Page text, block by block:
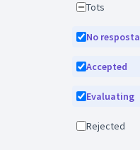
Tots
No resposta
Accepted
Evaluating
Rejected